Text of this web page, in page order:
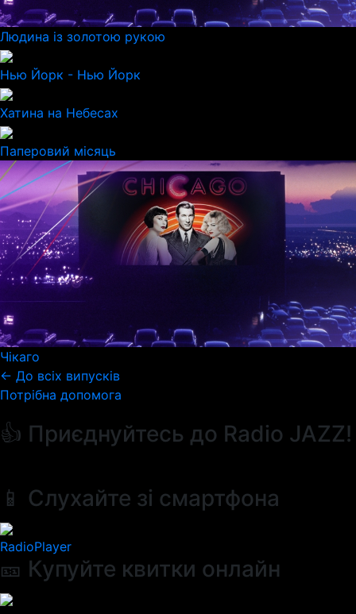
Людина із золотою рукою
Нью Йорк - Нью Йорк
Хатина на Небесах
Паперовий місяць
Чікаго
← До всіх випусків
Потрібна допомога
👍 Приєднуйтесь до Radio JAZZ!
📱 Слухайте зі смартфона
RadioPlayer
🎫 Купуйте квитки онлайн